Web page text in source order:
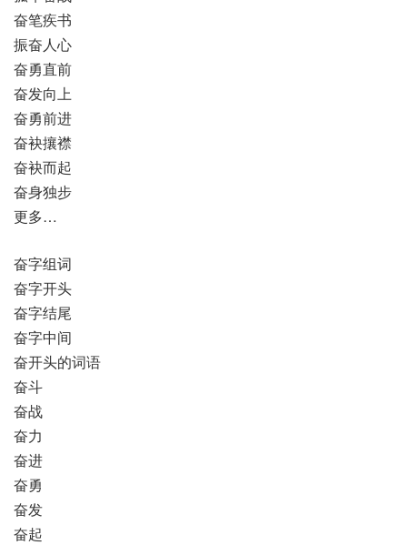
奋笔疾书
振奋人心
奋勇直前
奋发向上
奋勇前进
奋袂攘襟
奋袂而起
奋身独步
更多…
奋字组词
奋字开头
奋字结尾
奋字中间
奋开头的词语
奋斗
奋战
奋力
奋进
奋勇
奋发
奋起